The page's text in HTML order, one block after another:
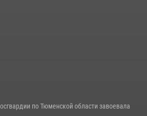
СОБР "Сова" отработали навыки
по Тюменской области завоевала